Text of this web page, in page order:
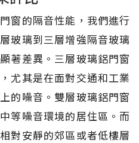
窗的隔音性能，我們進行
玻璃到三層增強隔音玻璃
著差異。三層玻璃鋁門窗
尤其是在面對交通和工業
的噪音。雙層玻璃鋁門窗
等噪音環境的居住區。而
對安靜的郊區或者低樓層